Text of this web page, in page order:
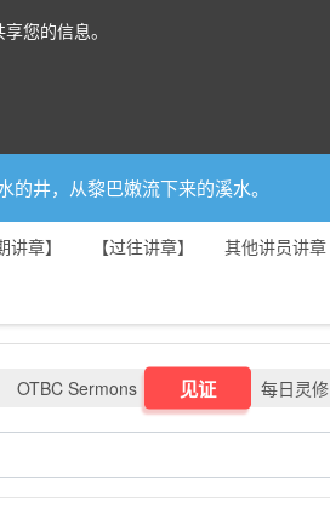
您的信息。
的井，从黎巴嫩流下来的溪水。
讲章】 【过往讲章】 其他讲员讲章
OTBC Sermons 见证 每日灵修